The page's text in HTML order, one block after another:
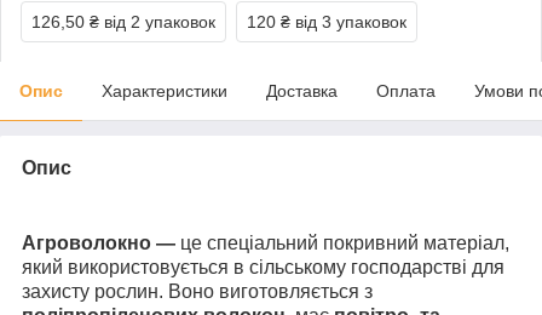
126,50 ₴ від 2 упаковок 120 ₴ від 3 упаковок
Опис Характеристики Доставка Оплата Умови
Опис
Агроволокно — це спеціальний покривний матеріал,
який використовується в сільському господарстві для
захисту рослин. Воно виготовляється з